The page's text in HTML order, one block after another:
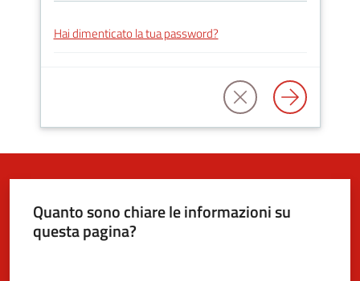
argomenti
Hai dimenticato la tua password?
Quanto sono chiare le informazioni su
questa pagina?